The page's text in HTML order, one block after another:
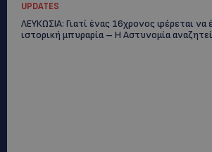
UPDATES
ΛΕΥΚΩΣΙΑ: Γιατί ένας 16χρονος φέρεται
ιστορική μπυραρία – Η Αστυνομία